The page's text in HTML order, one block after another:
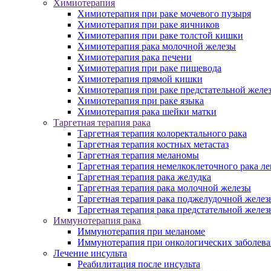
Химиотерапия
Химиотерапия при раке мочевого пузыря
Химиотерапия при раке яичников
Химиотерапия при раке толстой кишки
Химиотерапия рака молочной железы
Химиотерапия рака печени
Химиотерапия при раке пищевода
Химиотерапия прямой кишки
Химиотерапия при раке предстательной
Химиотерапия при раке языка
Химиотерапия рака шейки матки
Таргетная терапия рака
Таргетная терапия колоректального рака
Таргетная терапия костных метастаз
Таргетная терапия меланомы
Таргетная терапия немелкоклеточного рака
Таргетная терапия рака желудка
Таргетная терапия рака молочной железы
Таргетная терапия рака поджелудочной
Таргетная терапия рака предстательной
Иммунотерапия рака
Иммунотерапия при меланоме
Иммунотерапия при онкологических
Лечение инсульта
Реабилитация после инсульта